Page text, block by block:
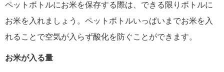
ペットボトルにお米を保存する際は、できる限りボトルに
お米を入れましょう。ペットボトルいっぱいまでお米を入
れることで空気が入らず酸化を防ぐことができます。
お米が入る量